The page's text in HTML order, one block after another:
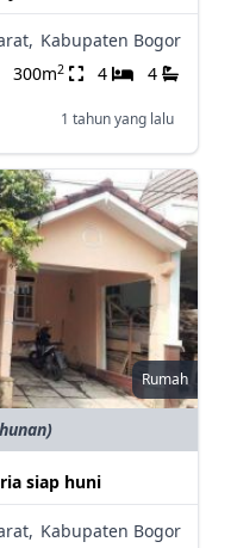
Kabupaten Bogor
300m2 4 4
1 tahun yang lalu
Rumah
siap huni
Kabupaten Bogor